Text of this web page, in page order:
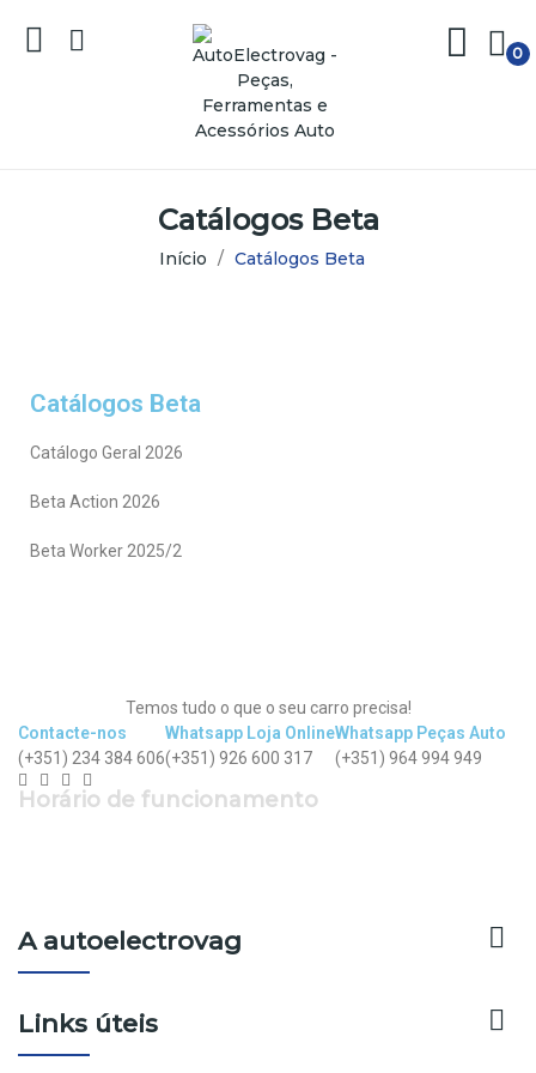
0
Catálogos Beta
Início Catálogos Beta
Catálogos Beta
Catálogo Geral 2026
Beta Action 2026
Beta Worker 2025/2
Temos tudo o que o seu carro precisa!
Contacte-nos
(+351) 234 384 606
Whatsapp Loja Online
(+351) 926 600 317
Whatsapp Peças Auto
(+351) 964 994 949
Horário de funcionamento
A autoelectrovag 
Links úteis 